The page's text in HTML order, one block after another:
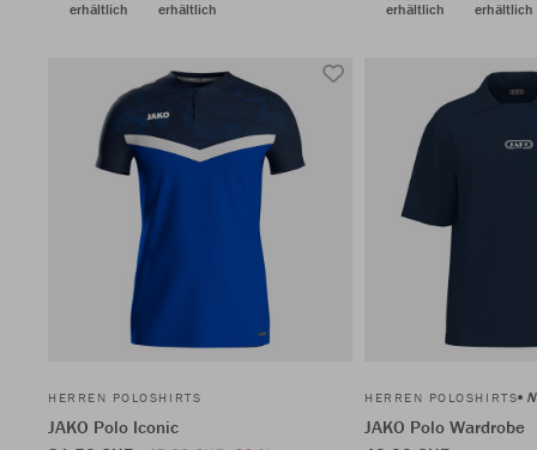
erhältlich
erhältlich
erhältlich
erhältlich
HERREN POLOSHIRTS
JAKO Polo Iconic
HERREN POLOSHIRTS
JAKO Polo Wardrobe